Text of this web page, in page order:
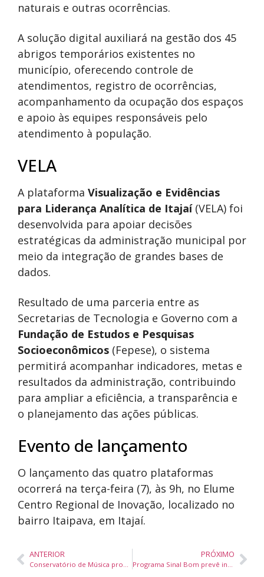
naturais e outras ocorrências.
A solução digital auxiliará na gestão dos 45
abrigos temporários existentes no
município, oferecendo controle de
atendimentos, registro de ocorrências,
acompanhamento da ocupação dos espaços
e apoio às equipes responsáveis pelo
atendimento à população.
VELA
A plataforma Visualização e Evidências
para Liderança Analítica de Itajaí(VELA) foi
desenvolvida para apoiar decisões
estratégicas da administração municipal por
meio da integração de grandes bases de
dados.
Resultado de uma parceria entre as
Secretarias de Tecnologia e Governo com a
Fundação de Estudos e Pesquisas
Socioeconômicos (Fepese), o sistema
permitirá acompanhar indicadores, metas e
resultados da administração, contribuindo
para ampliar a eficiência, a transparência e
o planejamento das ações públicas.
Evento de lançamento
O lançamento das quatro plataformas
ocorrerá na terça-feira (7), às 9h, no Elume
Centro Regional de Inovação, localizado no
bairro Itaipava, em Itajaí.
ANTERIOR
Conservatório de Música promove lançamento do Songbook de Arnou de Melo com workshow gratuito em Itajaí
PRÓXIMO
Programa Sinal Bom prevê investimento de R$ 830 milhões para ampliar internet e telefonia em áreas rurais de Santa Catarina